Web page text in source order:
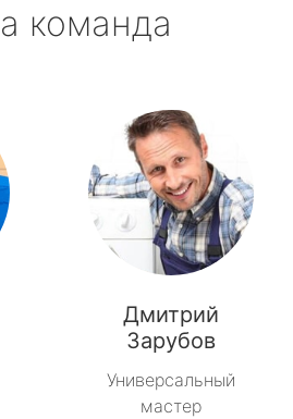
команда
Дмитрий
Зарубов
Универсальный
мастер